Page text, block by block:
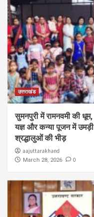
उत्तराखंड
सुमनपुरी में रामनवमी की धूम,
यज्ञ और कन्या पूजन में उमड़ी
श्रद्धालुओं की भीड़
aajuttarakhand
March 28, 2026 0